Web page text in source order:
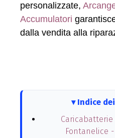
personalizzate,
Accumulatori
dalla vendita alla
Indice
Fontanelice